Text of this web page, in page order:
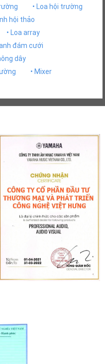
• Loa hội trường
hội thảo
• Loa array
đám cưới
dây
• Mixer